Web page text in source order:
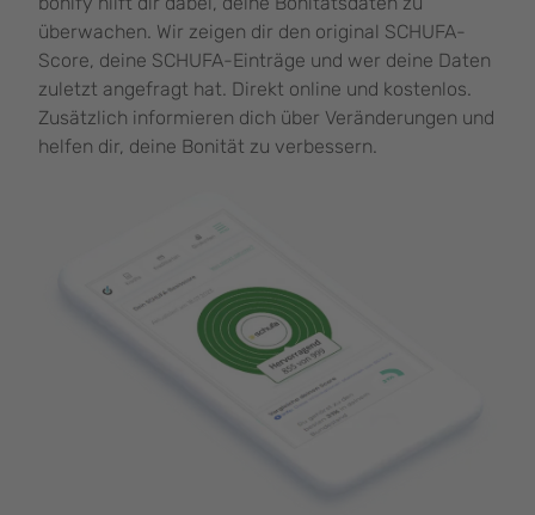
überwachen. Wir zeigen dir den original SCHUFA-
Score, deine SCHUFA-Einträge und wer deine Daten
zuletzt angefragt hat. Direkt online und kostenlos.
Zusätzlich informieren dich über Veränderungen und
helfen dir, deine Bonität zu verbessern.